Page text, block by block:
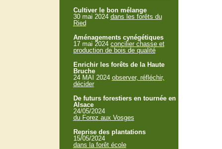
Cultiver le bon mélange
30 mai 2024 dans les forêts du
Ried
Aménagements cynégétiques
17 mai 2024 concilier chasse et
production de bois de qualité
Enrichir les forêts de la Haute
Bruche
24 MAI 2024 observer, réfléchir,
décider
De futurs forestiers en tournée en
Alsace
24/05/2024
du Forez aux Vosges
Reprise des plantations
15/05/2024
dans la forêt école